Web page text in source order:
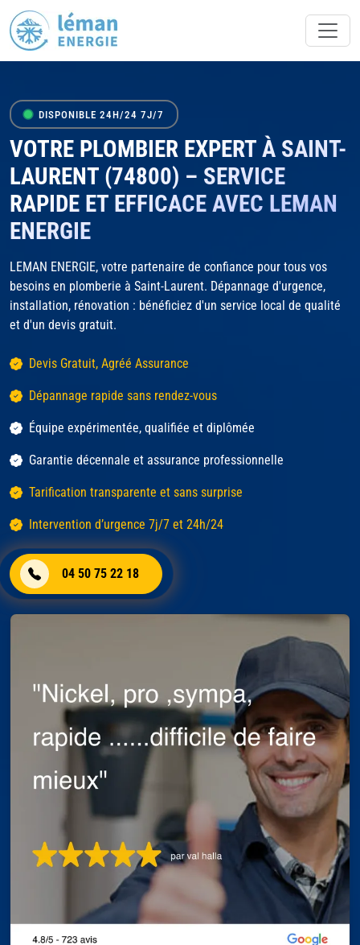
DISPONIBLE 24H/24 7J/7
VOTRE PLOMBIER EXPERT À SAINT-
LAURENT (74800) – SERVICE
RAPIDE ET EFFICACE AVEC LEMAN
ENERGIE
LEMAN ENERGIE, votre partenaire de confiance pour tous vos
besoins en plomberie à Saint-Laurent. Dépannage d'urgence,
installation, rénovation : bénéficiez d'un service local de qualité
et d'un devis gratuit.
Devis Gratuit, Agréé Assurance
Dépannage rapide sans rendez-vous
Équipe expérimentée, qualifiée et diplômée
Garantie décennale et assurance professionnelle
Tarification transparente et sans surprise
Intervention d’urgence 7j/7 et 24h/24
04 50 75 22 18